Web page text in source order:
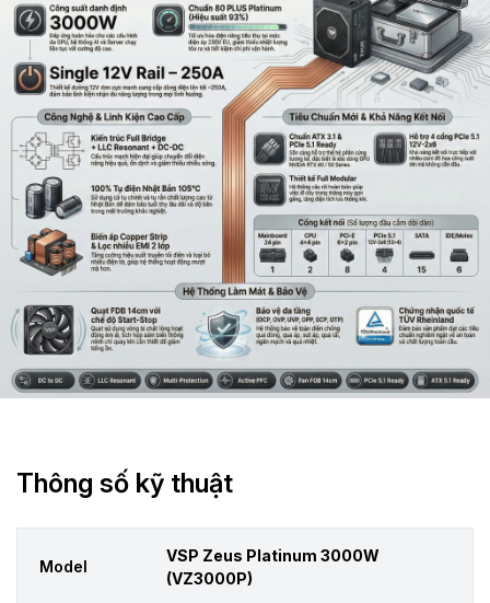
Thông số kỹ thuật
Model
VSP Zeus Platinum 3000W
(VZ3000P)